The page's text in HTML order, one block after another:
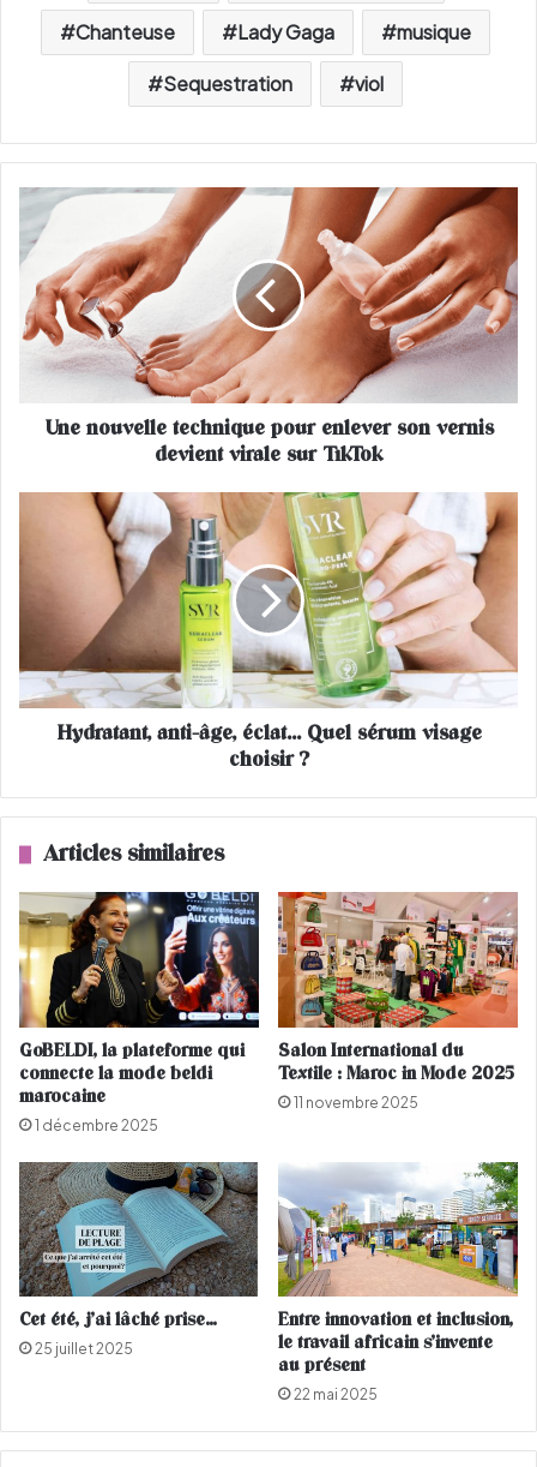
Chanteuse Lady Gaga musique
Sequestration viol
U
e
u
e
p
e
e
r
s
n
v
e
r
n
s
d
e
v
i
e
t
r
Une nouvelle technique pour enlever son vernis
devient virale sur TikTok
n
t
g
,
é
c
l
a
t
.
.
Q
u
e
l
s
é
i
Hydratant, anti-âge, éclat... Quel sérum visage
choisir ?
Articles similaires
GoBELDI, la plateforme qui
connecte la mode beldi
marocaine
1 décembre 2025
Salon International du
Textile : Maroc in Mode 2025
11 novembre 2025
Cet été, j’ai lâché prise…
25 juillet 2025
Entre innovation et inclusion,
le travail africain s’invente
au présent
22 mai 2025